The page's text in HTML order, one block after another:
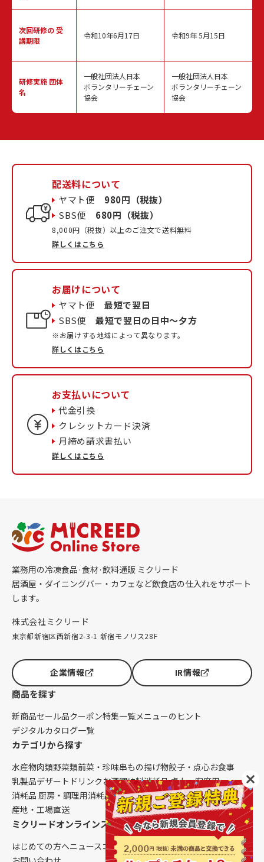
次回研修の受
講期限
研修実施 団体
名
令和10年6月17日
一般社団法人日本
ボランタリーチェーン
協会
令和9年 5月15日
一般社団法人日本
ボランタリーチェーン
協会
配送料について
ヤマト便 980円（税抜）
SBS便 680円（税抜）
8,000円（税抜）以上のご注文で送料無料
詳しくはこちら
お届けについて
ヤマト便最短で翌日
SBS便最短で翌日の日中〜夕方
※お届けする地域によって異なります。
詳しくはこちら
お支払いについて
代金引換
クレシットカード決済
月締め請求書払い
詳しくはこちら
業務用の冷凍食品·食材·飲料通販 ミクリード
居酒屋・ダイニングバー・カフェなど飲食店の仕入れをサポート
します。
株式会社ミクリード
東京都新宿区西新宿2-3-1 新宿モノリス28F
企業情報 IR情報
商品を探す
新商品セール品クーポン特集一覧メニューのヒント
デジタルカタログ一覧
カテゴリから探す
水産物肉類野菜類前菜・珍味串もの揚げ物餃子・点心お食事
乳製品デザート ドリンク お酒調味料消耗品 卓上・客席用
消耗品 厨房・調理用消耗品 クレンリネス生鮮品（配送便限定）
産地・工場直送
ミクリードオンラインストアについて
はじめての方へニュースコラムご利用ガイド会社概要